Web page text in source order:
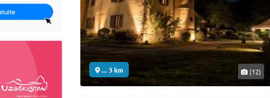
... 3 km (12)